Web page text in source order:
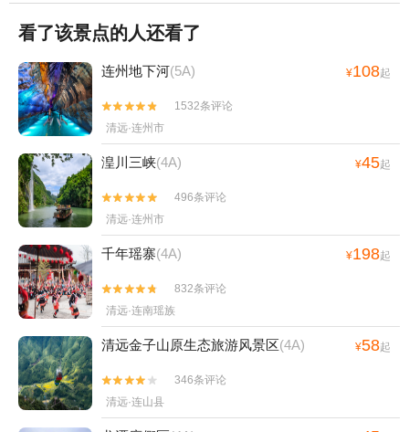
看了该景点的人还看了
连州地下河(5A) ¥108起


1532条评论
清远·连州市
湟川三峡(4A) ¥45起


496条评论
清远·连州市
千年瑶寨(4A) ¥198起


832条评论
清远·连南瑶族
清远金子山原生态旅游风景区(4A) ¥58起


346条评论
清远·连山县